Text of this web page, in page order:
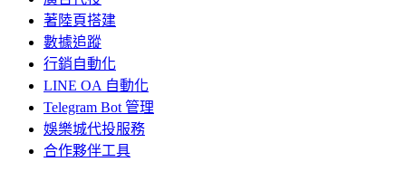
著陸頁搭建
數據追蹤
行銷自動化
LINE OA 自動化
Telegram Bot 管理
娛樂城代投服務
合作夥伴工具